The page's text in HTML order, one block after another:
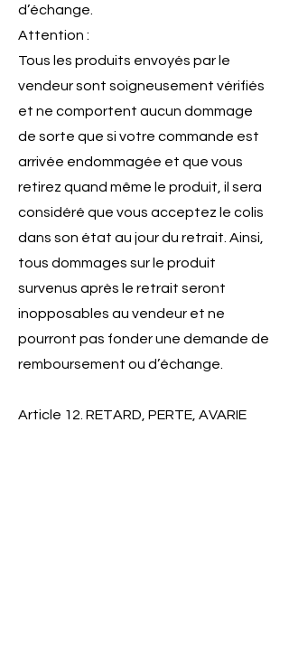
d’échange.
Attention :
Tous les produits envoyés par le
vendeur sont soigneusement vérifiés
et ne comportent aucun dommage
de sorte que si votre commande est
arrivée endommagée et que vous
retirez quand même le produit, il sera
considéré que vous acceptez le colis
dans son état au jour du retrait. Ainsi,
tous dommages sur le produit
survenus après le retrait seront
inopposables au vendeur et ne
pourront pas fonder une demande de
remboursement ou d’échange.
Article 12. RETARD, PERTE, AVARIE